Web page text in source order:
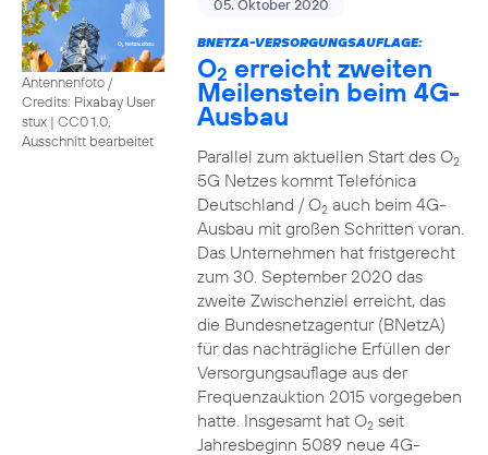
Antennenfoto /
Credits: Pixabay User
stux | CC0 1.0,
Ausschnitt bearbeitet
05. Oktober 2020
BNETZA-VERSORGUNGSAUFLAGE:
O2 erreicht zweiten
Meilenstein beim 4G-
Ausbau
Parallel zum aktuellen Start des O2
5G Netzes kommt Telefónica
Deutschland / O2auch beim 4G-
Ausbau mit großen Schritten voran.
Das Unternehmen hat fristgerecht
zum 30. September 2020 das
zweite Zwischenziel erreicht, das
die Bundesnetzagentur (BNetzA)
für das nachträgliche Erfüllen der
Versorgungsauflage aus der
Frequenzauktion 2015 vorgegeben
hatte. Insgesamt hat O2seit
Jahresbeginn 5089 neue 4G-